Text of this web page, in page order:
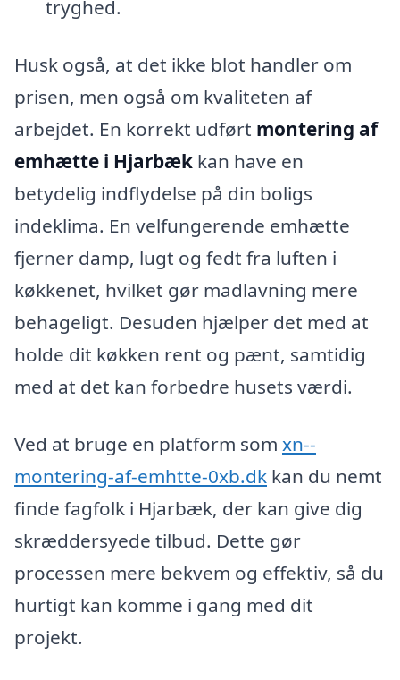
tryghed.
Husk også, at det ikke blot handler om
prisen, men også om kvaliteten af
arbejdet. En korrekt udført montering af
emhætte i Hjarbæk kan have en
betydelig indflydelse på din boligs
indeklima. En velfungerende emhætte
fjerner damp, lugt og fedt fra luften i
køkkenet, hvilket gør madlavning mere
behageligt. Desuden hjælper det med at
holde dit køkken rent og pænt, samtidig
med at det kan forbedre husets værdi.
Ved at bruge en platform som xn--
montering-af-emhtte-0xb.dk kan du nemt
finde fagfolk i Hjarbæk, der kan give dig
skræddersyede tilbud. Dette gør
processen mere bekvem og effektiv, så du
hurtigt kan komme i gang med dit
projekt.